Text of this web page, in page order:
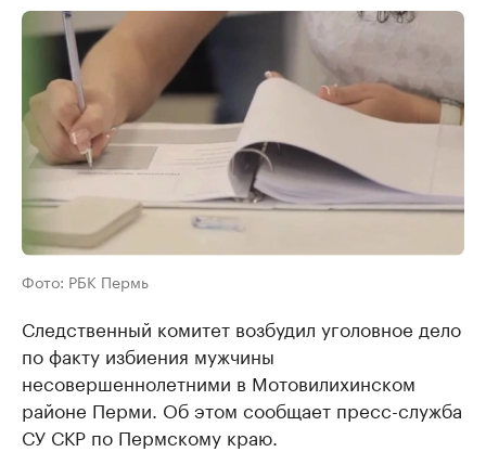
Фото: РБК Пермь
Следственный комитет возбудил уголовное дело
по факту избиения мужчины
несовершеннолетними в Мотовилихинском
районе Перми. Об этом сообщает пресс-служба
СУ СКР по Пермскому краю.